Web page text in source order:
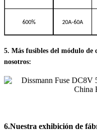
600% 20A-60A
5. Más fusibles del módulo de
nosotros:
6.Nuestra exhibición de